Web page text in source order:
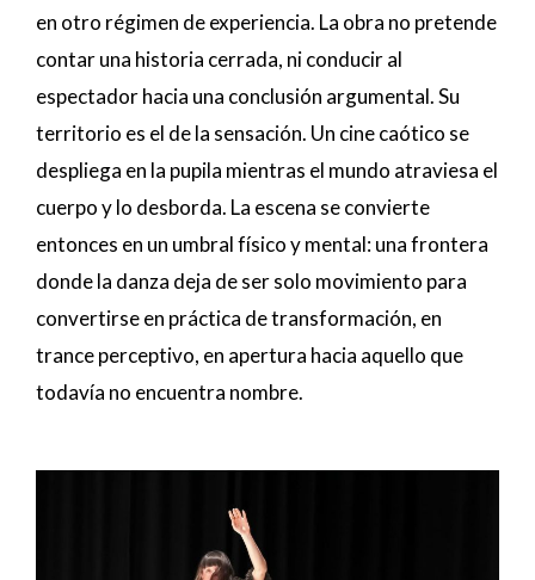
en otro régimen de experiencia. La obra no pretende
contar una historia cerrada, ni conducir al
espectador hacia una conclusión argumental. Su
territorio es el de la sensación. Un cine caótico se
despliega en la pupila mientras el mundo atraviesa el
cuerpo y lo desborda. La escena se convierte
entonces en un umbral físico y mental: una frontera
donde la danza deja de ser solo movimiento para
convertirse en práctica de transformación, en
trance perceptivo, en apertura hacia aquello que
todavía no encuentra nombre.